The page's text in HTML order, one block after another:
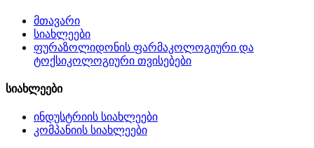
მთავარი
სიახლეები
ფურაზოლიდონის ფარმაკოლოგიური და
ტოქსიკოლოგიური თვისებები
სიახლეები
ინდუსტრიის სიახლეები
კომპანიის სიახლეები